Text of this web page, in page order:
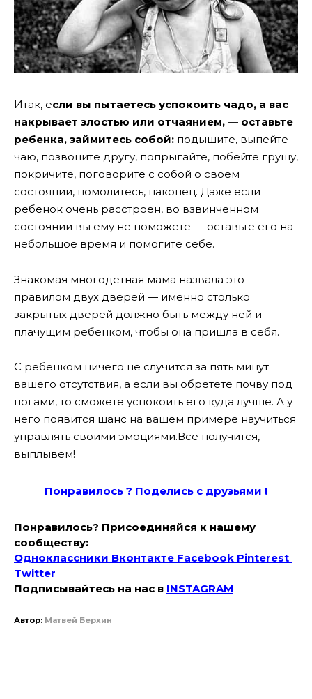
Итак, если вы пытаетесь успокоить чадо, а вас
накрывает злостью или отчаянием, — оставьте
ребенка, займитесь собой: подышите, выпейте
чаю, позвоните другу, попрыгайте, побейте грушу,
покричите, поговорите с собой о своем
состоянии, помолитесь, наконец. Даже если
ребенок очень расстроен, во взвинченном
состоянии вы ему не поможете — оставьте его на
небольшое время и помогите себе.
Знакомая многодетная мама назвала это
правилом двух дверей — именно столько
закрытых дверей должно быть между ней и
плачущим ребенком, чтобы она пришла в себя.
С ребенком ничего не случится за пять минут
вашего отсутствия, а если вы обретете почву под
ногами, то сможете успокоить его куда лучше. А у
него появится шанс на вашем примере научиться
управлять своими эмоциями.Все получится,
выплывем!
Понравилось ? Поделись с друзьями !
Понравилось? Присоединяйся к нашему
сообществу:
Одноклассники Вконтакте Facebook Pinterest
Twitter
Подписывайтесь на наc в INSTAGRAM
Автор: Матвей Берхин